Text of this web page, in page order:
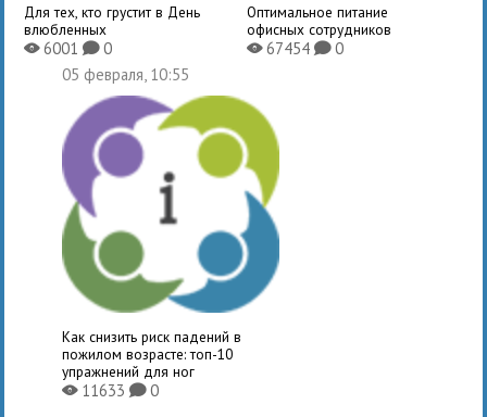
Для тех, кто грустит в День
влюбленных
X6001K0
Оптимальное питание
офисных сотрудников
X67454 K0
05 февраля, 10:55
Как снизить риск падений в
пожилом возрасте: топ-10
упражнений для ног
X11633K0